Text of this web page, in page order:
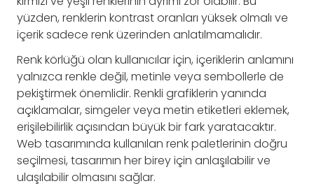
yüzden, renklerin kontrast oranları yüksek olmalı ve
içerik sadece renk üzerinden anlatılmamalıdır.
Renk körlüğü olan kullanıcılar için, içeriklerin anlamını
yalnızca renkle değil, metinle veya sembollerle de
pekiştirmek önemlidir. Renkli grafiklerin yanında
açıklamalar, simgeler veya metin etiketleri eklemek,
erişilebilirlik açısından büyük bir fark yaratacaktır.
Web tasarımında kullanılan renk paletlerinin doğru
seçilmesi, tasarımın her birey için anlaşılabilir ve
ulaşılabilir olmasını sağlar.